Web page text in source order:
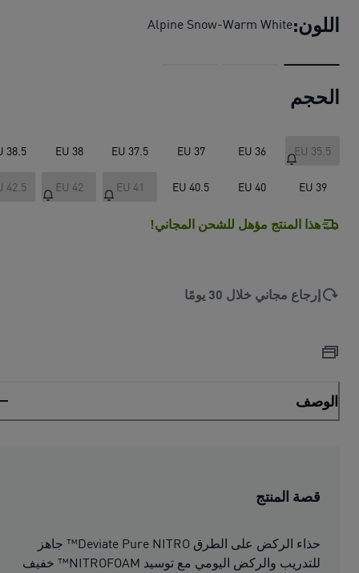
اللون:Alpine Snow-Warm White
الحجم
EU 35.5
EU 36
EU 37
EU 37.5
EU 38
38.5
EU 39
EU 40
EU 40.5
EU 41
EU 42
42.5
هذا المنتج مؤهل للشحن المجاني!
إرجاع مجاني خلال 30 يومًا
الوصف
قصة المنتج
حذاء الركض على الطرق Deviate Pure NITRO™ جاهز
للتدريب والركض اليومي مع توسيد NITROFOAM™ خفيف